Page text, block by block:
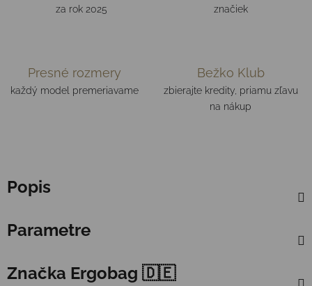
za rok 2025
značiek
Presné rozmery
každý model premeriavame
Bežko Klub
zbierajte kredity, priamu zľavu
na nákup
Popis
Parametre
Značka Ergobag 🇩🇪